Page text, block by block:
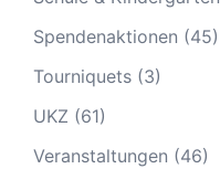
Spendenaktionen (45)
Tourniquets (3)
UKZ (61)
Veranstaltungen (46)